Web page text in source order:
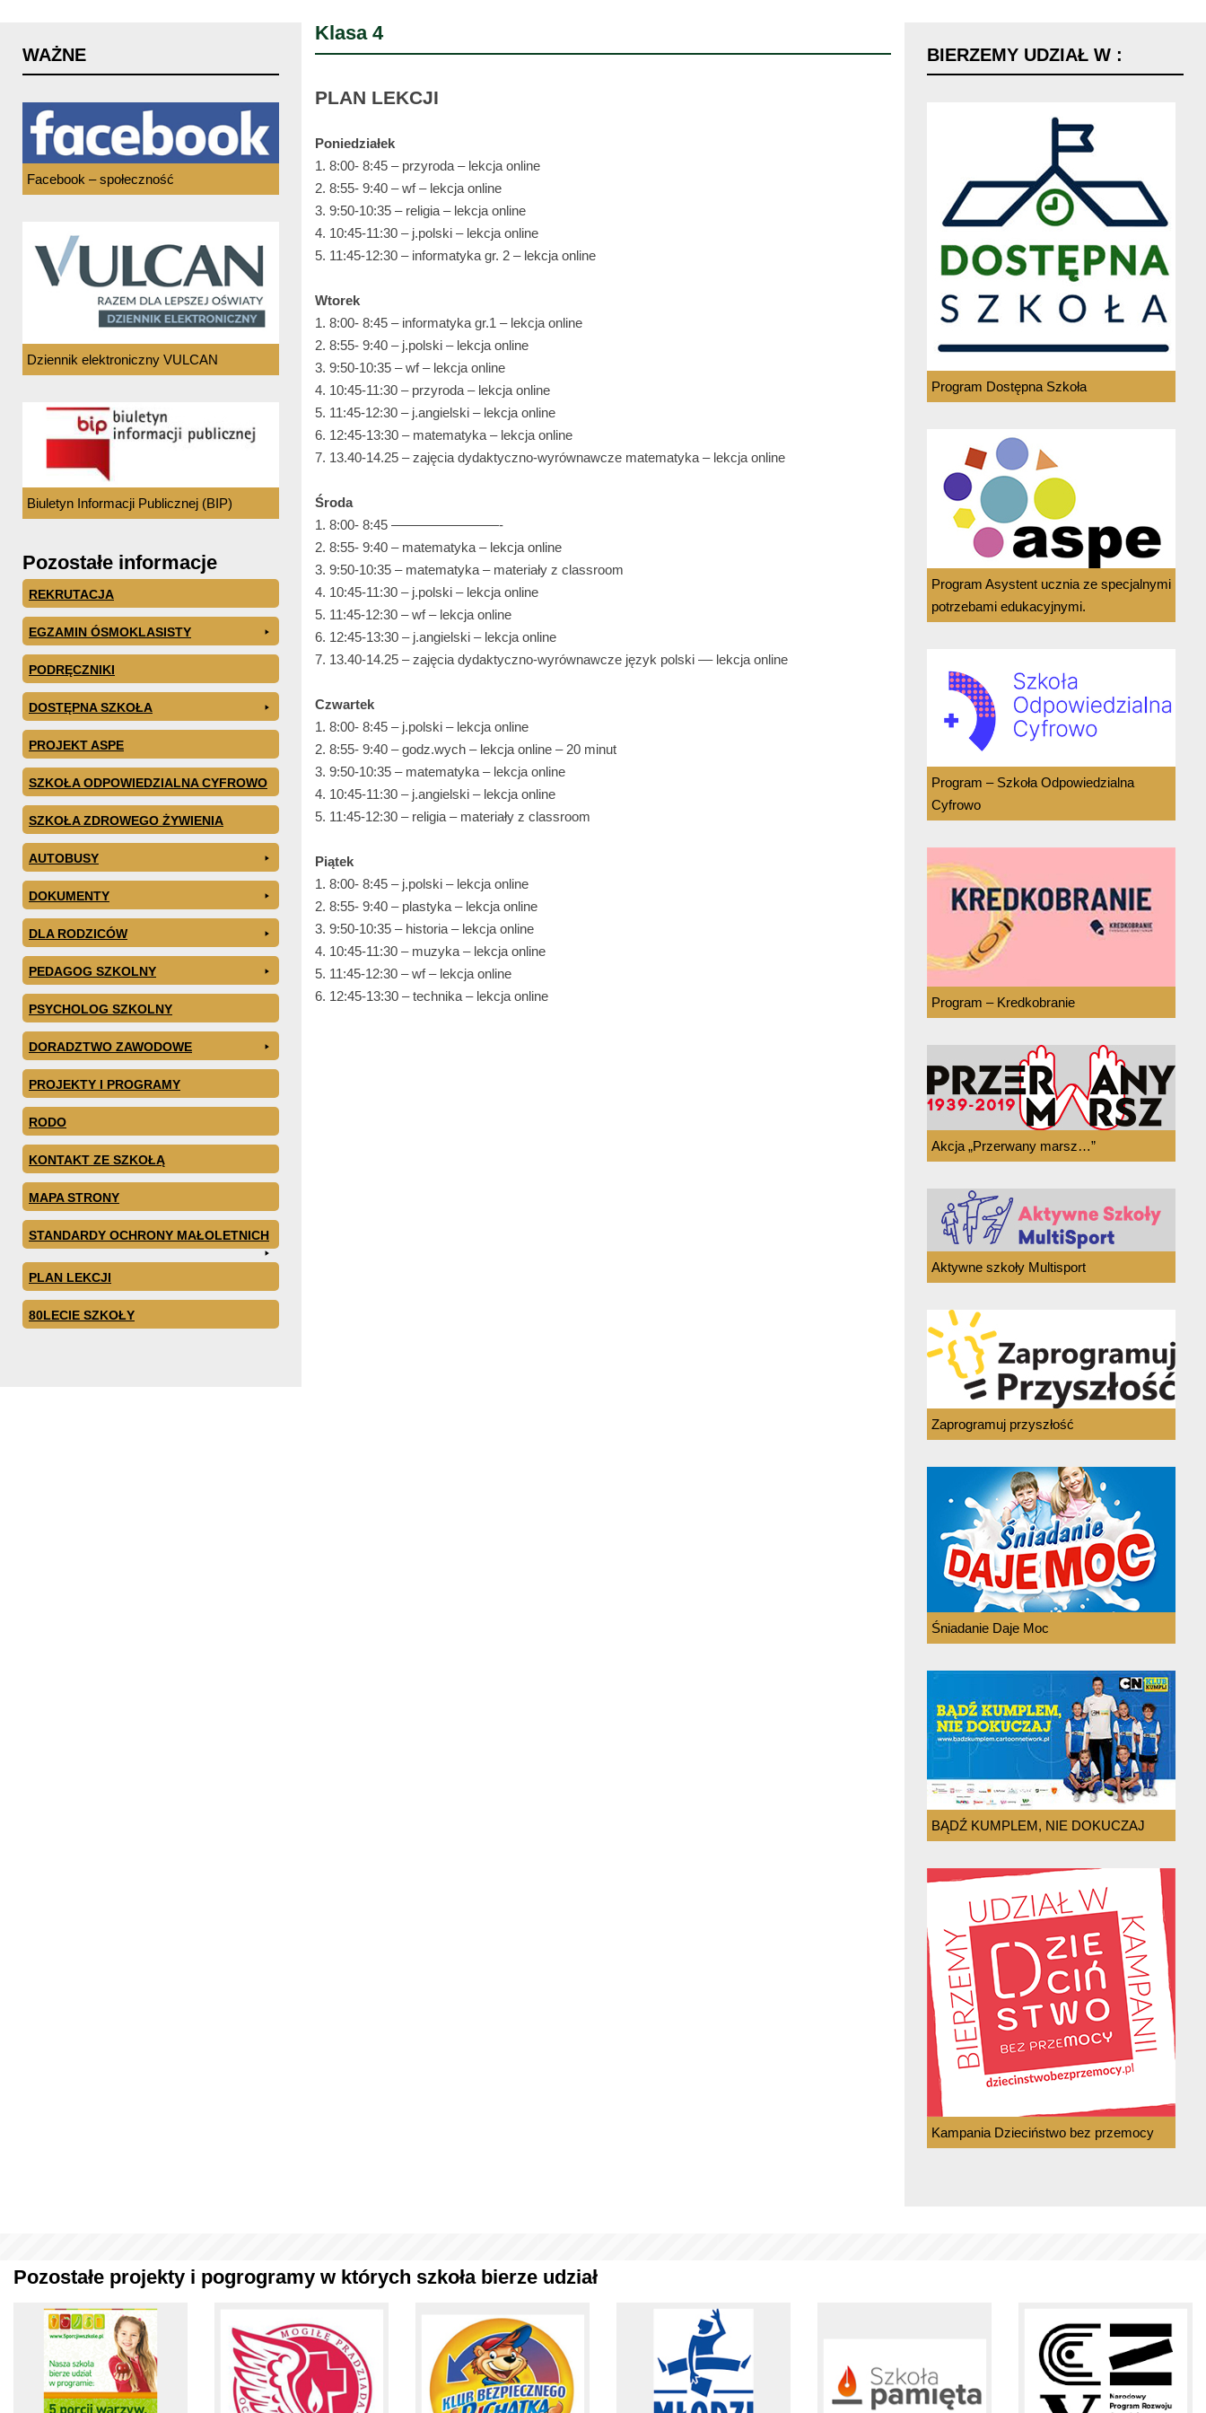
Klasa 4
PLAN LEKCJI
Poniedziałek
1. 8:00- 8:45 – przyroda – lekcja online
2. 8:55- 9:40 – wf – lekcja online
3. 9:50-10:35 – religia – lekcja online
4. 10:45-11:30 – j.polski – lekcja online
5. 11:45-12:30 – informatyka gr. 2 – lekcja online
Wtorek
1. 8:00- 8:45 – informatyka gr.1 – lekcja online
2. 8:55- 9:40 – j.polski – lekcja online
3. 9:50-10:35 – wf – lekcja online
4. 10:45-11:30 – przyroda – lekcja online
5. 11:45-12:30 – j.angielski – lekcja online
6. 12:45-13:30 – matematyka – lekcja online
7. 13.40-14.25 – zajęcia dydaktyczno-wyrównawcze matematyka – lekcja online
Środa
1. 8:00- 8:45 ————————-
2. 8:55- 9:40 – matematyka – lekcja online
3. 9:50-10:35 – matematyka – materiały z classroom
4. 10:45-11:30 – j.polski – lekcja online
5. 11:45-12:30 – wf – lekcja online
6. 12:45-13:30 – j.angielski – lekcja online
7. 13.40-14.25 – zajęcia dydaktyczno-wyrównawcze język polski –– lekcja online
Czwartek
1. 8:00- 8:45 – j.polski – lekcja online
2. 8:55- 9:40 – godz.wych – lekcja online – 20 minut
3. 9:50-10:35 – matematyka – lekcja online
4. 10:45-11:30 – j.angielski – lekcja online
5. 11:45-12:30 – religia – materiały z classroom
Piątek
1. 8:00- 8:45 – j.polski – lekcja online
2. 8:55- 9:40 – plastyka – lekcja online
3. 9:50-10:35 – historia – lekcja online
4. 10:45-11:30 – muzyka – lekcja online
5. 11:45-12:30 – wf – lekcja online
6. 12:45-13:30 – technika – lekcja online
WAŻNE
Facebook – społeczność
Dziennik elektroniczny VULCAN
Biuletyn Informacji Publicznej (BIP)
Pozostałe informacje
REKRUTACJA
EGZAMIN ÓSMOKLASISTY
PODRĘCZNIKI
DOSTĘPNA SZKOŁA
PROJEKT ASPE
SZKOŁA ODPOWIEDZIALNA CYFROWO
SZKOŁA ZDROWEGO ŻYWIENIA
AUTOBUSY
DOKUMENTY
DLA RODZICÓW
PEDAGOG SZKOLNY
PSYCHOLOG SZKOLNY
DORADZTWO ZAWODOWE
PROJEKTY I PROGRAMY
RODO
KONTAKT ZE SZKOŁĄ
MAPA STRONY
STANDARDY OCHRONY MAŁOLETNICH
PLAN LEKCJI
80LECIE SZKOŁY
BIERZEMY UDZIAŁ W :
Program Dostępna Szkoła
Program Asystent ucznia ze specjalnymi
potrzebami edukacyjnymi.
Program – Szkoła Odpowiedzialna
Cyfrowo
Program – Kredkobranie
Akcja „Przerwany marsz…”
Aktywne szkoły Multisport
Zaprogramuj przyszłość
Śniadanie Daje Moc
BĄDŹ KUMPLEM, NIE DOKUCZAJ
Kampania Dzieciństwo bez przemocy
Pozostałe projekty i pogrogramy w których szkoła bierze udział